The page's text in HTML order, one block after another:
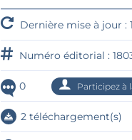
Dernière mise à jour :
Numéro éditorial :
0 Participez à
2 téléchargement(s)